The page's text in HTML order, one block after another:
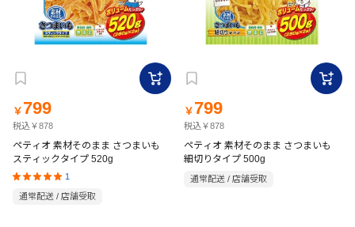
￥ 799
税込￥878
ペティオ 素材そのまま さつまいも
スティックタイプ 520g
1
通常配送 / 店舗受取
￥ 799
税込￥878
ペティオ 素材そのまま さつまいも
細切りタイプ 500g
通常配送 / 店舗受取